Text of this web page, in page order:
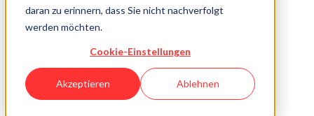
daran zu erinnern, dass Sie nicht nachverfolgt
werden möchten.
Cookie-Einstellungen
Akzeptieren Ablehnen
Kesselinspektorat
Kesselinspektorat im Überblick
Aufgaben & Tätigkeiten